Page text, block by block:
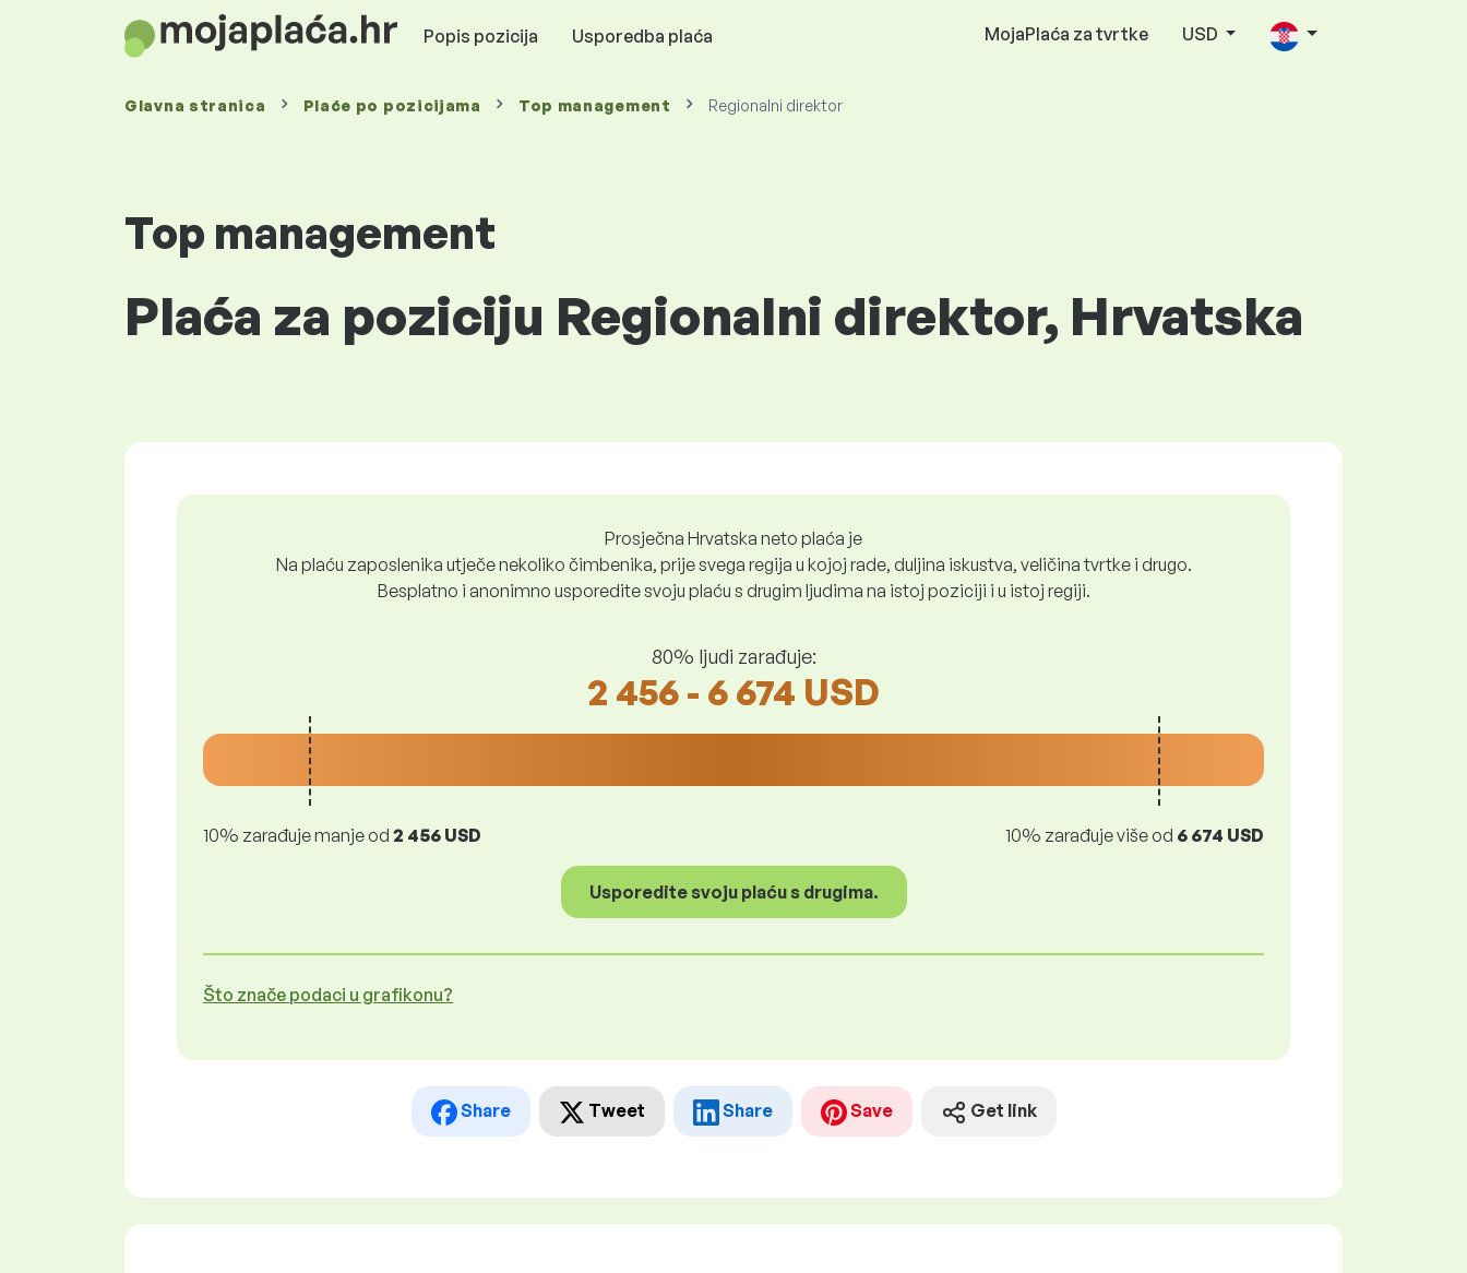
Popis pozicija Usporedba plaća MojaPlaća za tvrtke USD
Glavna stranica Plaće po pozicijama Top management Regionalni direktor
Top management
Plaća za poziciju Regionalni direktor, Hrvatska
Prosječna Hrvatska neto plaća je
Na plaću zaposlenika utječe nekoliko čimbenika, prije svega regija u kojoj rade, duljina iskustva, veličina tvrtke i drugo.
Besplatno i anonimno usporedite svoju plaću s drugim ljudima na istoj poziciji i u istoj regiji.
80% ljudi zarađuje:
2 456 - 6 674 USD
10% zarađuje manje od 2 456 USD 10% zarađuje više od 6 674 USD
Usporedite svoju plaću s drugima.
Što znače podaci u grafikonu?
Share Tweet Share Save Get link